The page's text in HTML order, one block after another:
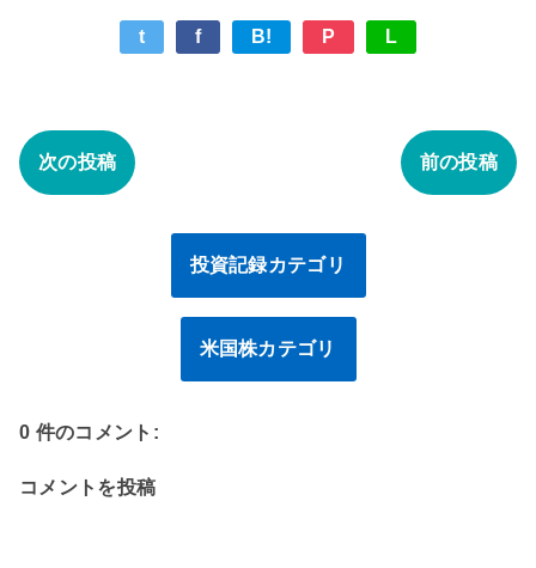
t f B! P L
次の投稿 前の投稿
投資記録カテゴリ
米国株カテゴリ
0 件のコメント:
コメントを投稿